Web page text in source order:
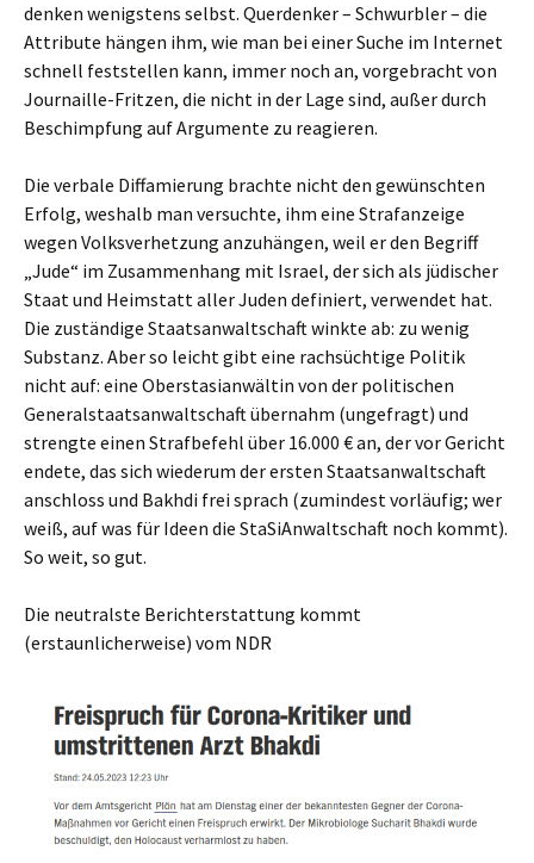
denken wenigstens selbst. Querdenker – Schwurbler – die
Attribute hängen ihm, wie man bei einer Suche im Internet
schnell feststellen kann, immer noch an, vorgebracht von
Journaille-Fritzen, die nicht in der Lage sind, außer durch
Beschimpfung auf Argumente zu reagieren.
Die verbale Diffamierung brachte nicht den gewünschten
Erfolg, weshalb man versuchte, ihm eine Strafanzeige
wegen Volksverhetzung anzuhängen, weil er den Begriff
„Jude“ im Zusammenhang mit Israel, der sich als jüdischer
Staat und Heimstatt aller Juden definiert, verwendet hat.
Die zuständige Staatsanwaltschaft winkte ab: zu wenig
Substanz. Aber so leicht gibt eine rachsüchtige Politik
nicht auf: eine Oberstasianwältin von der politischen
Generalstaatsanwaltschaft übernahm (ungefragt) und
strengte einen Strafbefehl über 16.000 € an, der vor Gericht
endete, das sich wiederum der ersten Staatsanwaltschaft
anschloss und Bakhdi frei sprach (zumindest vorläufig; wer
weiß, auf was für Ideen die StaSiAnwaltschaft noch kommt).
So weit, so gut.
Die neutralste Berichterstattung kommt
(erstaunlicherweise) vom NDR